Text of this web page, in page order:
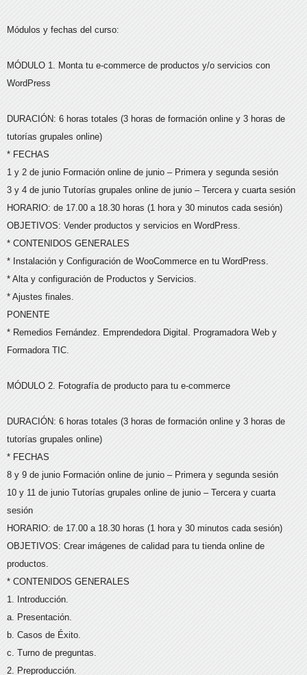
Módulos y fechas del curso:
MÓDULO 1. Monta tu e-commerce de productos y/o servicios con
WordPress
DURACIÓN: 6 horas totales (3 horas de formación online y 3 horas de
tutorías grupales online)
* FECHAS
1 y 2 de junio Formación online de junio – Primera y segunda sesión
3 y 4 de junio Tutorías grupales online de junio – Tercera y cuarta sesión
HORARIO: de 17.00 a 18.30 horas (1 hora y 30 minutos cada sesión)
OBJETIVOS: Vender productos y servicios en WordPress.
* CONTENIDOS GENERALES
* Instalación y Configuración de WooCommerce en tu WordPress.
* Alta y configuración de Productos y Servicios.
* Ajustes finales.
PONENTE
* Remedios Fernández. Emprendedora Digital. Programadora Web y
Formadora TIC.
MÓDULO 2. Fotografía de producto para tu e-commerce
DURACIÓN: 6 horas totales (3 horas de formación online y 3 horas de
tutorías grupales online)
* FECHAS
8 y 9 de junio Formación online de junio – Primera y segunda sesión
10 y 11 de junio Tutorías grupales online de junio – Tercera y cuarta
sesión
HORARIO: de 17.00 a 18.30 horas (1 hora y 30 minutos cada sesión)
OBJETIVOS: Crear imágenes de calidad para tu tienda online de
productos.
* CONTENIDOS GENERALES
1. Introducción.
a. Presentación.
b. Casos de Éxito.
c. Turno de preguntas.
2. Preproducción.